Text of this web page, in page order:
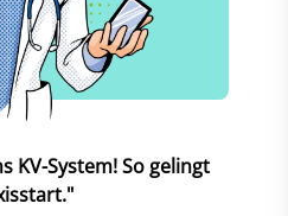
KV-System! So gelingt